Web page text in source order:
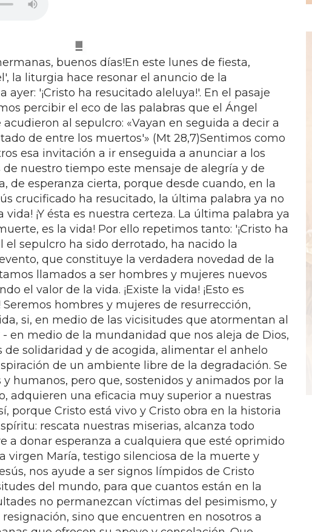
buenos días!En este lunes de fiesta,
la liturgia hace resonar el anuncio de la
ayer: '¡Cristo ha resucitado aleluya!'. En el pasaje
percibir el eco de las palabras que el Ángel
al sepulcro: «Vayan en seguida a decir a
de entre los muertos'» (Mt 28,7)Sentimos como
esa invitación a ir enseguida a anunciar a los
de nuestro tiempo este mensaje de alegría y de
de esperanza cierta, porque desde cuando, en la
crucificado ha resucitado, la última palabra ya no
¡Y ésta es nuestra certeza. La última palabra ya
es la vida! Por ello repetimos tanto: '¡Cristo ha
el sepulcro ha sido derrotado, ha nacido la
que constituye la verdadera novedad de la
llamados a ser hombres y mujeres nuevos
el valor de la vida. ¡Existe la vida! ¡Esto es
hombres y mujeres de resurrección,
si, en medio de las vicisitudes que atormentan al
en medio de la mundanidad que nos aleja de Dios,
de solidaridad y de acogida, alimentar el anhelo
de un ambiente libre de la degradación. Se
humanos, pero que, sostenidos y animados por la
adquieren una eficacia muy superior a nuestras
porque Cristo está vivo y Cristo obra en la historia
rescata nuestras miserias, alcanza todo
a donar esperanza a cualquiera que esté oprimido
virgen María, testigo silenciosa de la muerte y
nos ayude a ser signos límpidos de Cristo
del mundo, para que cuantos están en la
no permanezcan víctimas del pesimismo, y
sino que encuentren en nosotros a